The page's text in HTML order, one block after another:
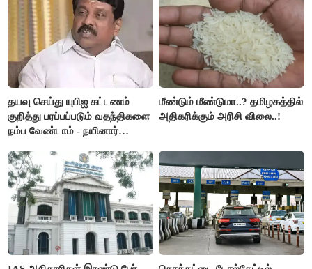
தயவு செய்து யுபிஐ கட்டணம்
குறித்து பரப்பப்படும் வதந்திகளை
நம்ப வேண்டாம் - நயினார்
மீண்டும் மீண்டுமா..? தமிழகத்தில்
அதிகரிக்கும் அரிசி விலை..!